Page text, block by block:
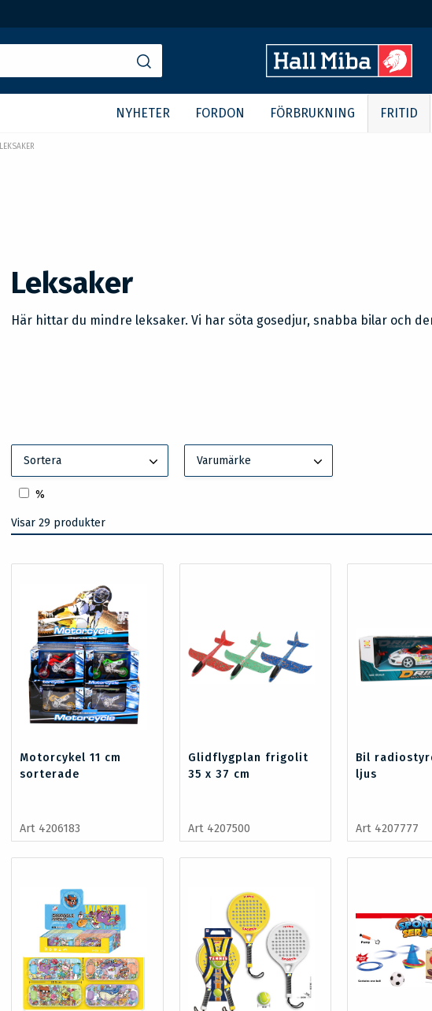
NYHETER FORDON FÖRBRUKNING FRITID
LEKSAKER
Leksaker
Här hittar du mindre leksaker. Vi har söta gosedjur, snabba bilar och
Sortera Varumärke
%
Visar 29 produkter
Motorcykel 11 cm
sorterade
Art 4206183
Glidflygplan frigolit
35 x 37 cm
Art 4207500
Bil
ljus
Art 4207777